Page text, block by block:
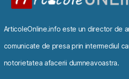
ArticoleOnline.info este un director de
comunicate de presa prin intermediul
notorietatea afacerii dumneavoastra.